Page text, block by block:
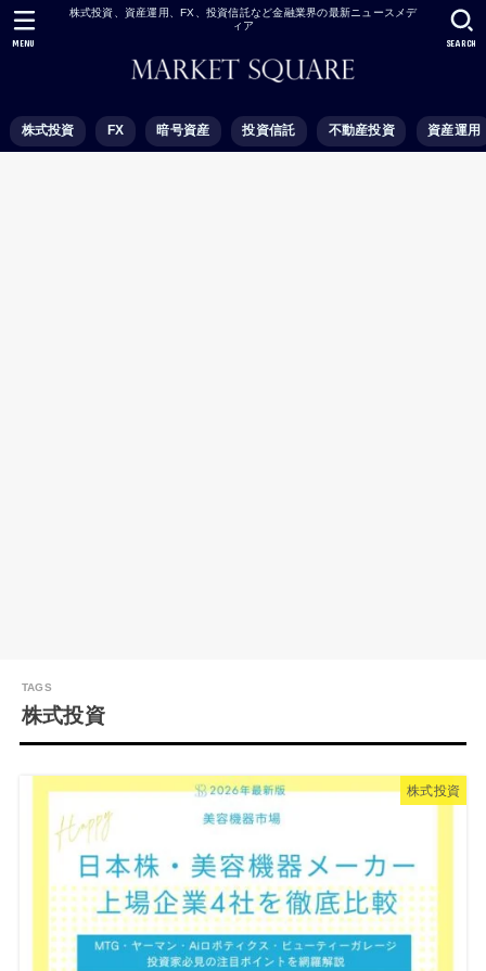
株式投資、資産運用、FX、投資信託など金融業界の最新ニュースメデ
ィア
株式投資 FX 暗号資産 投資信託 不動産投資 資産運用
SEARCH
MENU
株式投資
株式投資